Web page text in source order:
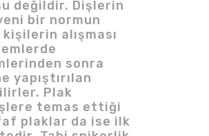
değildir. Dişlerin
bir normun
alışması
sonra
Plak
temas ettiği
plaklar da ise ilk